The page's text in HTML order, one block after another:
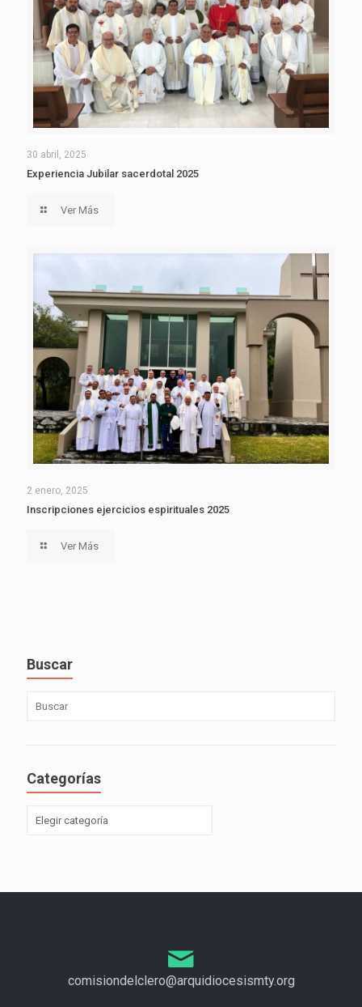
30 abril, 2025
Experiencia Jubilar sacerdotal 2025
Ver Más
2 enero, 2025
Inscripciones ejercicios espirituales 2025
Ver Más
Buscar
Categorías
comisiondelclero@arquidiocesismty.org